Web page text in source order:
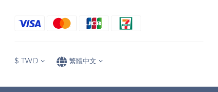
$ TWD 繁體中文